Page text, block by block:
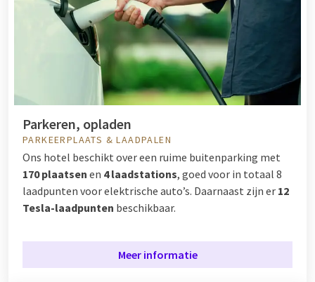
Parkeren, opladen
PARKEERPLAATS & LAADPALEN
Ons hotel beschikt over een ruime buitenparking met
170 plaatsen en 4 laadstations, goed voor in totaal 8
laadpunten voor elektrische auto’s. Daarnaast zijn er 12
Tesla-laadpunten beschikbaar.
Meer informatie